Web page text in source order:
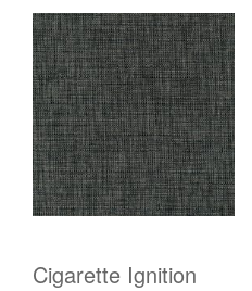
Cigarette Ignition